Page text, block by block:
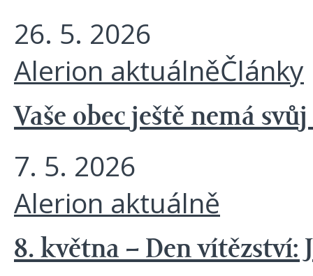
26. 5. 2026
Alerion aktuálněČlánky
Vaše obec ještě nemá
7. 5. 2026
Alerion aktuálně
8. května – Den vítězství: